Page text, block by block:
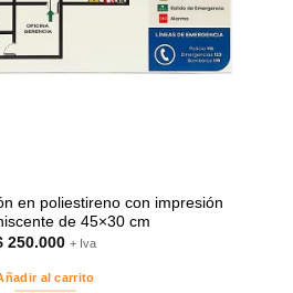
en poliestireno con impresión
de 45×30 cm
250.000 + Iva
al carrito